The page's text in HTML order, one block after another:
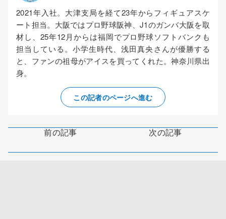
2021年入社。大津支局を経て23年からフィギュアスケ
ート担当。大阪ではプロ野球阪神、J1のガンバ大阪を取
材し、25年12月からは福岡でプロ野球ソフトバンクも
担当している。小学生時代、浅田真央さんが優勝する
と、ファンの祖母がアイスを買ってくれた。神奈川県出
身。
この記者のページへ進む
前の記事 次の記事